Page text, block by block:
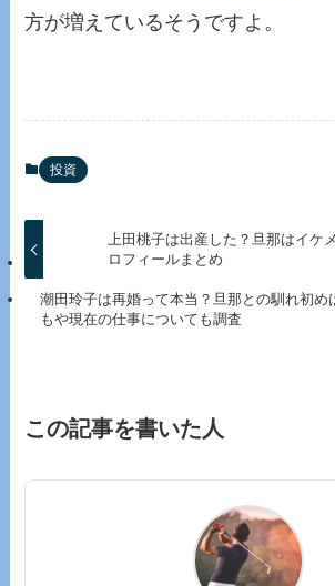
方が増えているそうですよ。
投資
上田桃子は出産した？旦那はイケ
ロフィールまとめ
潮田玲子は再婚って本当？旦那との馴れ初め
もや現在の仕事についても調査
この記事を書いた人